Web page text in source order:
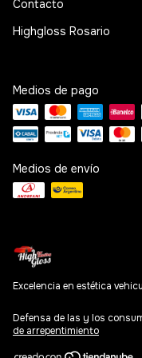
Contacto
Highgloss Rosario
Medios de pago
Medios de envío
Excelencia en estética
Defensa de las y los
de arrepentimiento